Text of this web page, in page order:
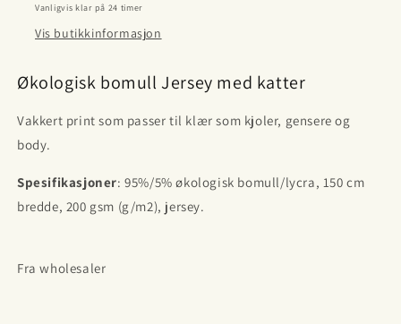
Vanligvis klar på 24 timer
Vis butikkinformasjon
Økologisk bomull Jersey med katter
Vakkert print som passer til klær som kjoler, gensere og
body.
Spesifikasjoner: 95%/5% økologisk bomull/lycra, 150 cm
bredde, 200 gsm (g/m2), jersey.
Fra wholesaler